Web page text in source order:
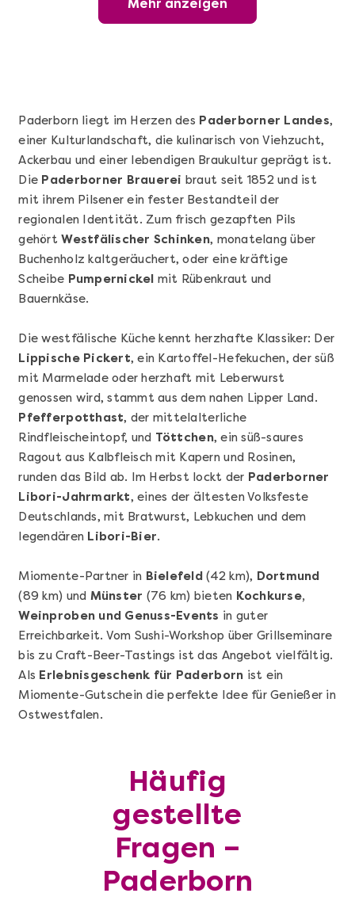
Wunderschöner Weinabend
Mehr anzeigen
Sushi Basic Kurs Bonn
Mehr anzeigen
Geschenkbox 100€
Sushi-Kochkurs@Home
Mehr anzeigen
Paderborn liegt im Herzen des Paderborner Landes,
einer Kulturlandschaft, die kulinarisch von Viehzucht,
Ackerbau und einer lebendigen Braukultur geprägt ist.
Die Paderborner Brauerei braut seit 1852 und ist
mit ihrem Pilsener ein fester Bestandteil der
regionalen Identität. Zum frisch gezapften Pils
gehörtWestfälischer Schinken, monatelang über
Buchenholz kaltgeräuchert, oder eine kräftige
Scheibe Pumpernickel mit Rübenkraut und
Bauernkäse.
Die westfälische Küche kennt herzhafte Klassiker: Der
Lippische Pickert, ein Kartoffel-Hefekuchen, der süß
mit Marmelade oder herzhaft mit Leberwurst
genossen wird, stammt aus dem nahen Lipper Land.
Pfefferpotthast, der mittelalterliche
Rindfleischeintopf, und Töttchen, ein süß-saures
Ragout aus Kalbfleisch mit Kapern und Rosinen,
runden das Bild ab. Im Herbst lockt der Paderborner
Libori-Jahrmarkt, eines der ältesten Volksfeste
Deutschlands, mit Bratwurst, Lebkuchen und dem
legendären Libori-Bier.
Miomente-Partner in Bielefeld (42 km), Dortmund
(89 km) und Münster (76 km) bieten Kochkurse,
Weinproben und Genuss-Events in guter
Erreichbarkeit. Vom Sushi-Workshop über Grillseminare
bis zu Craft-Beer-Tastings ist das Angebot vielfältig.
Als Erlebnisgeschenk für Paderborn ist ein
Miomente-Gutschein die perfekte Idee für Genießer in
Ostwestfalen.
Häufig
gestellte
Fragen –
Paderborn